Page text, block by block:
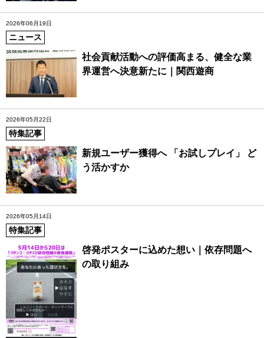
2026年06月19日
ニュース
社会貢献活動への評価高まる、健全な業
界運営へ決意新たに｜関西遊商
2026年05月22日
特集記事
新規ユーザー獲得へ 「お試しプレイ」 ど
う活かすか
2026年05月14日
特集記事
啓発ポスターに込めた想い｜依存問題へ
の取り組み